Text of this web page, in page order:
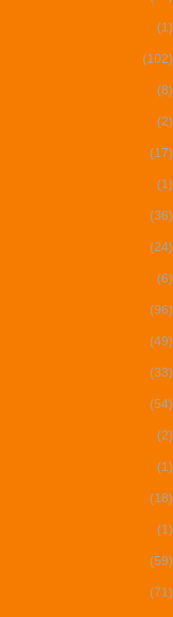
(1)
(102)
(8)
(2)
(17)
(1)
(36)
(24)
(6)
(96)
(49)
(33)
(54)
(2)
(1)
(18)
(1)
(59)
(71)